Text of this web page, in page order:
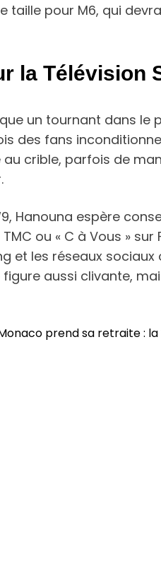
taille pour M6, qui
la Télévision
un tournant dans le
des fans
crible, parfois de
Hanouna espère
ou « C à Vous »
et les réseaux
aussi clivante,
prend sa retraite :